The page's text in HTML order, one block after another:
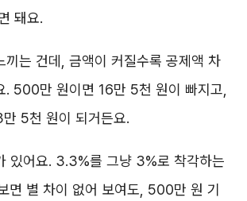
돼요.
끼는 건데, 금액이 커질수록 공제액 차
. 500만 원이면 16만 5천 원이 빠지고,
5천 원이 되거든요.
있어요. 3.3%를 그냥 3%로 착각하는
면 별 차이 없어 보여도, 500만 원 기